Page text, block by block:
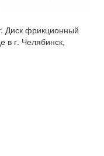
Диск фрикционный
в г. Челябинск,